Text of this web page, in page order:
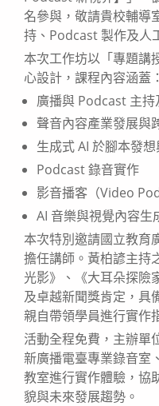
名參與，敬請貴校輔導
持、Podcast 製作及人
本次工作坊以「專題講
心設計，課程內容涵蓋：
廣播與 Podcast 主持
聲音內容產業發展與
生成式 AI 於腳本發
Podcast 錄音實作
影音播客（Video
AI 音樂與視覺內容生
本次特別邀請國立教育
擔任講師。黃柏諺主持
光影》、《大耳朵探險
及卓越新聞獎肯定，具
親自帶領學員進行實作
活動全程免費，主辦單
新廣播電臺專業錄音室
教室進行實作體驗，協
貌與未來發展趨勢。